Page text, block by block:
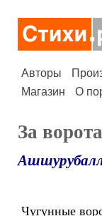
Авторы
Магазин
О
За
Чугунные